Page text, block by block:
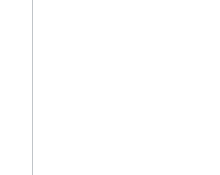
Penyesuaian Places API untuk
Contoh "Dengan Peta apa pun"
Bagaimana jika saya memiliki
yang baru akan
pengguna jika project Anda